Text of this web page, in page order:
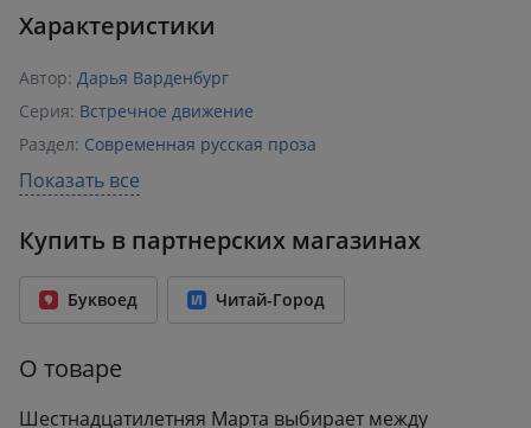
Характеристики
Автор: Дарья Варденбург
Серия: Встречное движение
Раздел: Современная русская проза
Издательство:
Возрастное ограничение: 16+
Год издания: 2020
Количество страниц: 192
Формат: 140x197 мм
Вес: 0.23 кг
Показать все
Купить в партнерских магазинах
Буквоед Читай-Город
О товаре
Шестнадцатилетняя Марта выбирает между